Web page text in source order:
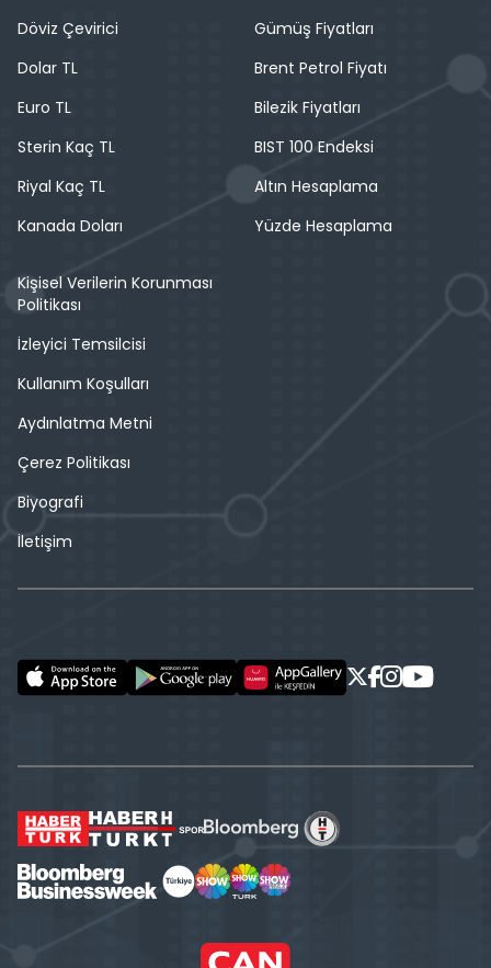
Döviz Çevirici
Dolar TL
Euro TL
Sterin Kaç TL
Riyal Kaç TL
Kanada Doları
Gümüş Fiyatları
Brent Petrol Fiyatı
Bilezik Fiyatları
BIST 100 Endeksi
Altın Hesaplama
Yüzde Hesaplama
Kişisel Verilerin Korunması
Politikası
İzleyici Temsilcisi
Kullanım Koşulları
Aydınlatma Metni
Çerez Politikası
Biyografi
İletişim